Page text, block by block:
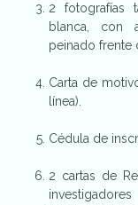
2 fotografías
blanca, con
peinado frente
Carta de
línea).
Cédula de
2 cartas de